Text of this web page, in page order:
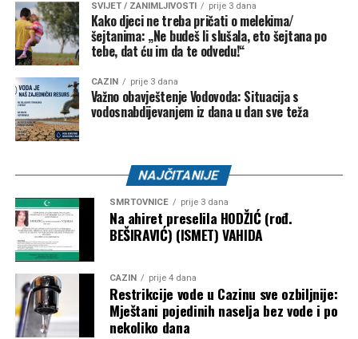
SVIJET / ZANIMLJIVOSTI prije 3 dana
Kako djeci ne treba pričati o melekima/
šejtanima: „Ne budeš li slušala, eto šejtana po
tebe, dat ću im da te odvedu!“
CAZIN prije 3 dana
Važno obavještenje Vodovoda: Situacija s
vodosnabdijevanjem iz dana u dan sve teža
NAJČITANIJE
SMRTOVNICE prije 3 dana
Na ahiret preselila HODŽIĆ (rođ.
BEŠIRAVIĆ) (ISMET) VAHIDA
CAZIN prije 4 dana
Restrikcije vode u Cazinu sve ozbiljnije:
Mještani pojedinih naselja bez vode i po
nekoliko dana